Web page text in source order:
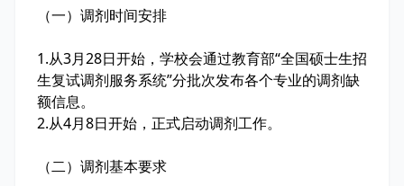
（一）调剂时间安排
1.从3月28日开始，学校会通过教育部“全国硕士生招
生复试调剂服务系统”分批次发布各个专业的调剂缺
额信息。
2.从4月8日开始，正式启动调剂工作。
（二）调剂基本要求